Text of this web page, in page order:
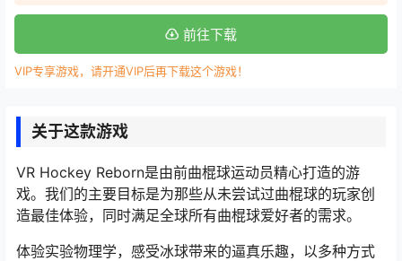
前往下载
VIP专享游戏，请开通VIP后再下载这个游戏！
关于这款游戏
VR Hockey Reborn是由前曲棍球运动员精心打造的游
戏。我们的主要目标是为那些从未尝试过曲棍球的玩家创
造最佳体验，同时满足全球所有曲棍球爱好者的需求。
体验实验物理学，感受冰球带来的逼真乐趣，以多种方式